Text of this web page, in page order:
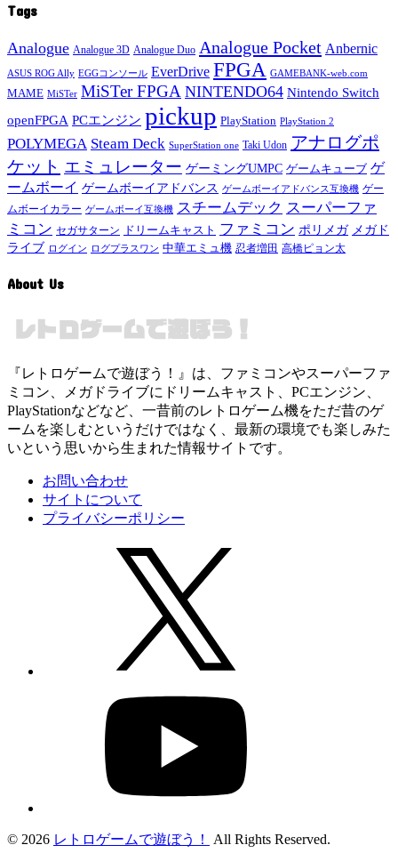
Tags
Analogue Analogue 3D Analogue Duo Analogue Pocket Anbernic
ASUS ROG Ally EGGコンソール EverDrive FPGA GAMEBANK-web.com
MAME MiSTer MiSTer FPGA NINTENDO64 Nintendo Switch
openFPGA PCエンジン pickup PlayStation PlayStation 2
POLYMEGA Steam Deck SuperStation one Taki Udon アナログポ
ケット エミュレーター ゲーミングUMPC ゲームキューブ ゲ
ームボーイ ゲームボーイアドバンス ゲームボーイアドバンス互換機 ゲー
ムボーイカラー ゲームボーイ互換機 スチームデック スーパーファ
ミコン セガサターン ドリームキャスト ファミコン ポリメガ メガド
ライブ ログイン ログプラスワン 中華エミュ機 忍者増田 高橋ピョン太
About Us
『レトロゲームで遊ぼう！』は、ファミコンやスーパーファ
ミコン、メガドライブにドリームキャスト、PCエンジン、
PlayStationなどなど、一昔前のレトロゲーム機をただ昔のゲ
ームを楽しむというだけではなく、最新の環境でも楽しみた
いという思いから生まれた情報サイトです。
お問い合わせ
サイトについて
プライバシーポリシー
© 2026 レトロゲームで遊ぼう！ All Rights Reserved.